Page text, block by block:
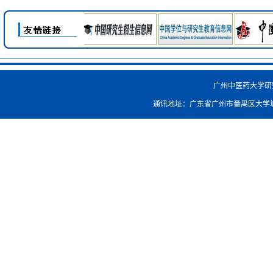
广州中医药大学
通讯地址：广东省广州市番禺区大